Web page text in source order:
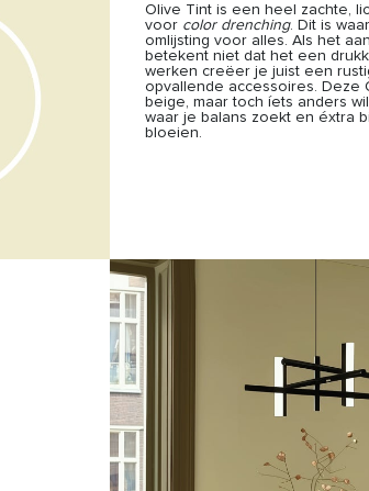
Olive Tint is een heel zachte,
voor color drenching. Dit is
omlijsting voor alles. Als het
betekent niet dat het een
werken creëer je juist een
opvallende accessoires. Deze
beige, maar toch íets anders
waar je balans zoekt en éxtra
bloeien.